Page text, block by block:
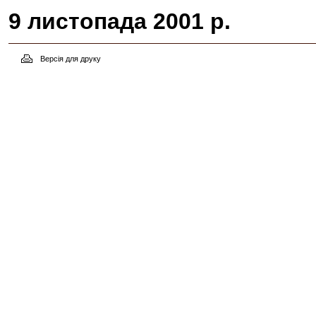
9 листопада 2001 р.
Версія для друку